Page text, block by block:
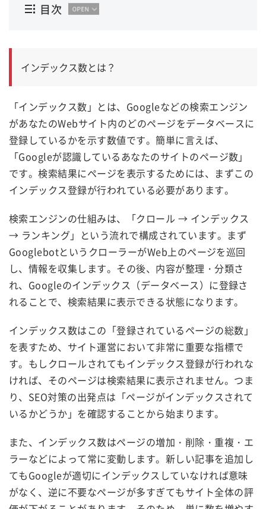
目次
インデックス数とは？
「インデックス数」とは、Googleなどの検索エンジン
があなたのWebサイト内のどのページをデータベースに
登録しているかを示す数値です。簡単に言えば、
「Googleが認識しているあなたのサイトのページ数」
です。検索結果にページを表示するためには、まずこの
インデックス登録が行われている必要があります。
検索エンジンの仕組みは、「クロール → インデックス
→ ランキング」という流れで構成されています。まず
GooglebotというクローラーがWeb上のページを巡回
し、情報を収集します。その後、内容が整理・分類さ
れ、Googleのインデックス（データベース）に登録さ
れることで、検索結果に表示できる状態になります。
インデックス数はこの「登録されているページの総数」
を表すため、サイト運営において非常に重要な指標で
す。もしクロールされてもインデックス登録が行われな
ければ、そのページは検索結果に表示されません。つま
り、SEO対策の出発点は「ページがインデックスされて
いるかどうか」を確認することから始まります。
また、インデックス数はページの増加・削除・重複・エ
ラーなどによって常に変動します。新しい記事を追加し
てもGoogleが適切にインデックスしていなければ意味
がなく、逆に不要なページが多すぎてもサイト全体の評